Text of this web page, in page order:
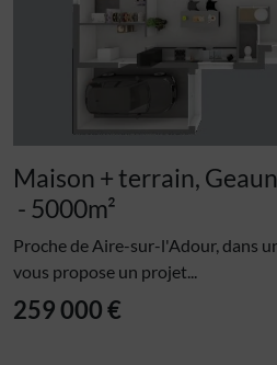
Maison + terrain,
- 5000m²
Proche de Aire-sur-l'Adour, dans
vous propose un projet...
259 000 €